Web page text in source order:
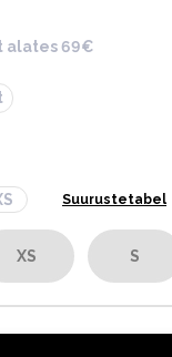
alates 69€
Suurustetabel
XS S